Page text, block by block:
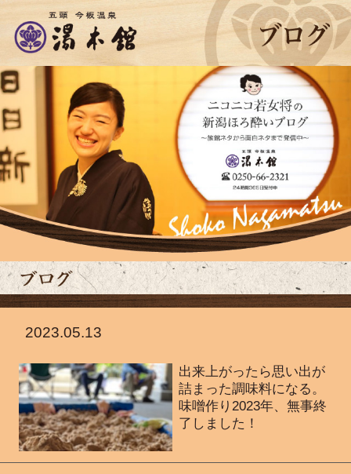
2023.05.13
出来上がったら思い出が
詰まった調味料になる。
味噌作り2023年、無事終
了しました！